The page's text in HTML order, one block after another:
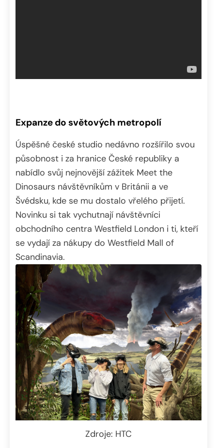
Expanze do světových metropolí
Úspěšné české studio nedávno rozšířilo svou
působnost i za hranice České republiky a
nabídlo svůj nejnovější zážitek Meet the
Dinosaurs návštěvníkům v Británii a ve
Švédsku, kde se mu dostalo vřelého přijetí.
Novinku si tak vychutnají návštěvníci
obchodního centra Westfield London i ti, kteří
se vydají za nákupy do Westfield Mall of
Scandinavia.
Zdroje: HTC